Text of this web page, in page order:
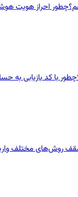
چطور احراز هویت
چطور با کد بازیابی به
روش‌های مختلف